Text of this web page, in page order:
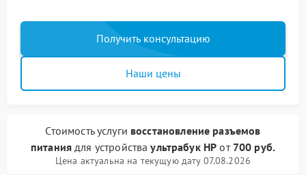
Получить консультацию
Наши цены
Стоимость услуги восстановление разъемов
питания для устройстваультрабук HP от 700 руб.
Цена актуальна на текущую дату 07.08.2026